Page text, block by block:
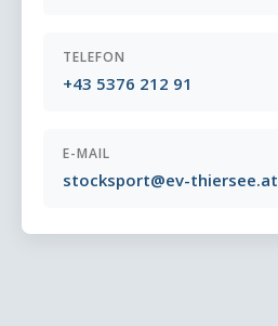
TELEFON
+43 5376 212 91
E-MAIL
stocksport@ev-thiersee.at